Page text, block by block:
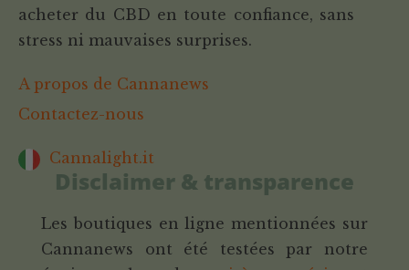
acheter du CBD en toute confiance, sans
stress ni mauvaises surprises.
A propos de Cannanews
Contactez-nous
Cannalight.it
Disclaimer & transparence
Les boutiques en ligne mentionnées sur
Cannanews ont été testées par notre